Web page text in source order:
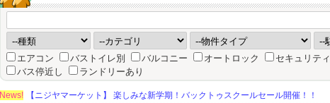
エアコン バストイレ別 バルコニー オートロック セキュリティ
バス停近し
ランドリーあり
News!
【ニジヤマーケット】 楽しみな新学期！バックトゥスクールセール開催！！